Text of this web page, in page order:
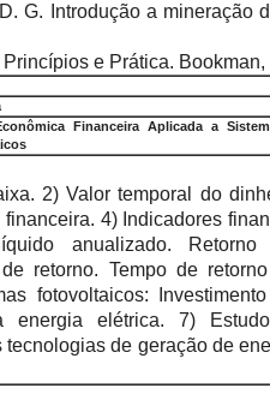
G. Introdução a mineração
e Prática. Bookman,
Financeira Aplicada a
2) Valor temporal do
4) Indicadores
anualizado.
retorno. Tempo de
fotovoltaicos:
energia elétrica. 7)
tecnologias de geração de